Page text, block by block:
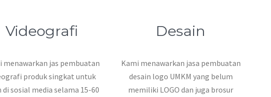
Videografi
menawarkan jas pembuatan
produk singkat untuk
di sosial media selama 15-60
Desain
Kami menawarkan jasa pembuatan
desain logo UMKM yang belum
memiliki LOGO dan juga brosur